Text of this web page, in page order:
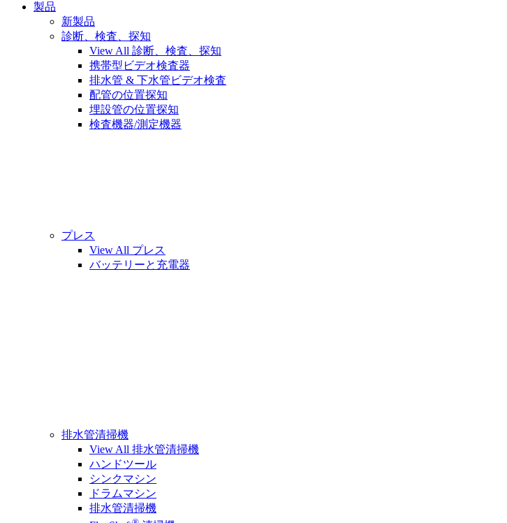
製品
新製品
診断、検査、探知
View All 診断、検査、探知
携帯型ビデオ検査器
排水管 & 下水管ビデオ検査
配管の位置探知
埋設管の位置探知
検査機器/測定機器
プレス
View All プレス
バッテリーと充電器
排水管清掃機
View All 排水管清掃機
ハンドツール
シンクマシン
ドラムマシン
排水管清掃機